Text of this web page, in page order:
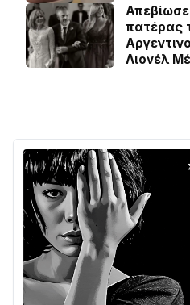
πατέρας
Λιονέλ